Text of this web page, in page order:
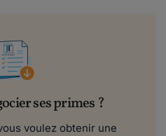
ses primes ?
voulez obtenir une